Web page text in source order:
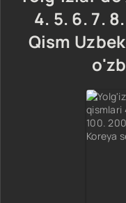
4. 5. 6. 7.
Qism